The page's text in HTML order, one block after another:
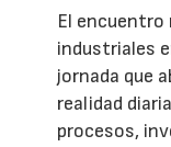
El encuentro
industriales
jornada que
realidad
procesos,